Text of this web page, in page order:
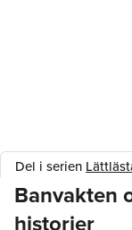
Del i serien
Banvakten